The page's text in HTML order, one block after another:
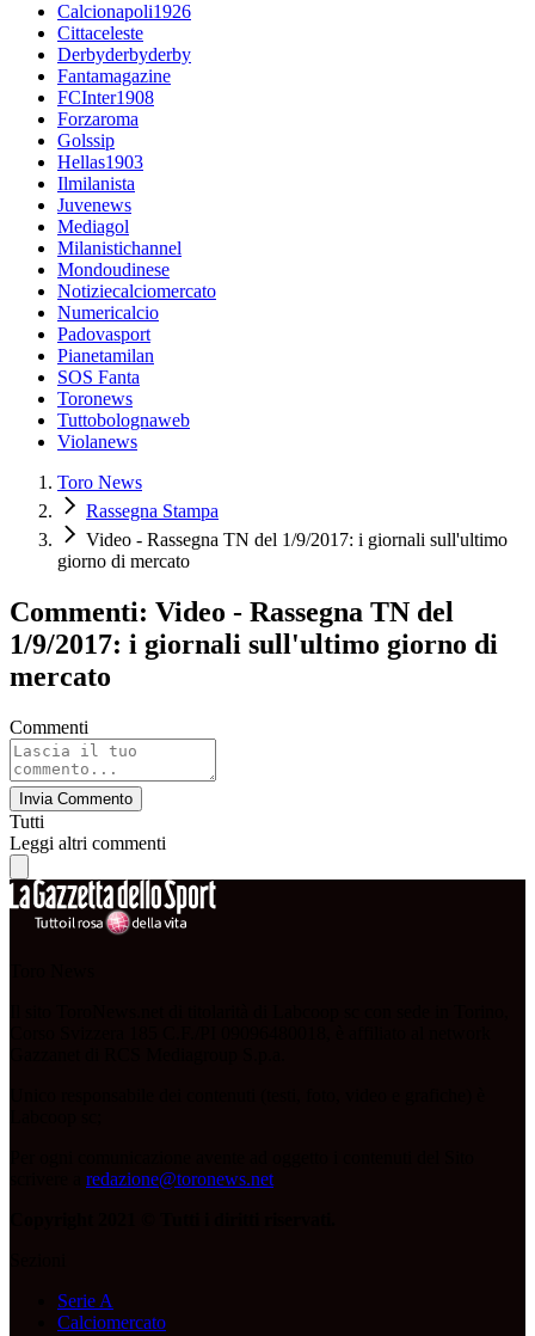
Calcionapoli1926
Cittaceleste
Derbyderbyderby
Fantamagazine
FCInter1908
Forzaroma
Golssip
Hellas1903
Ilmilanista
Juvenews
Mediagol
Milanistichannel
Mondoudinese
Notiziecalciomercato
Numericalcio
Padovasport
Pianetamilan
SOS Fanta
Toronews
Tuttobolognaweb
Violanews
Toro News
Rassegna Stampa
Video - Rassegna TN del 1/9/2017: i giornali sull'ultimo
giorno di mercato
Commenti: Video - Rassegna TN del
1/9/2017: i giornali sull'ultimo giorno di
mercato
Commenti
Invia Commento
Tutti
Leggi altri commenti
redazione@toronews.net
Serie A
Calciomercato